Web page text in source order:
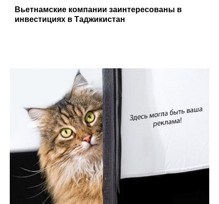
Вьетнамские компании заинтересованы в
инвестициях в Таджикистан